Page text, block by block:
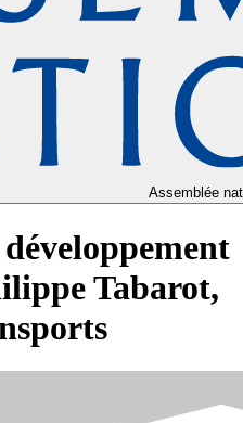
Assemblée
Tabarot,